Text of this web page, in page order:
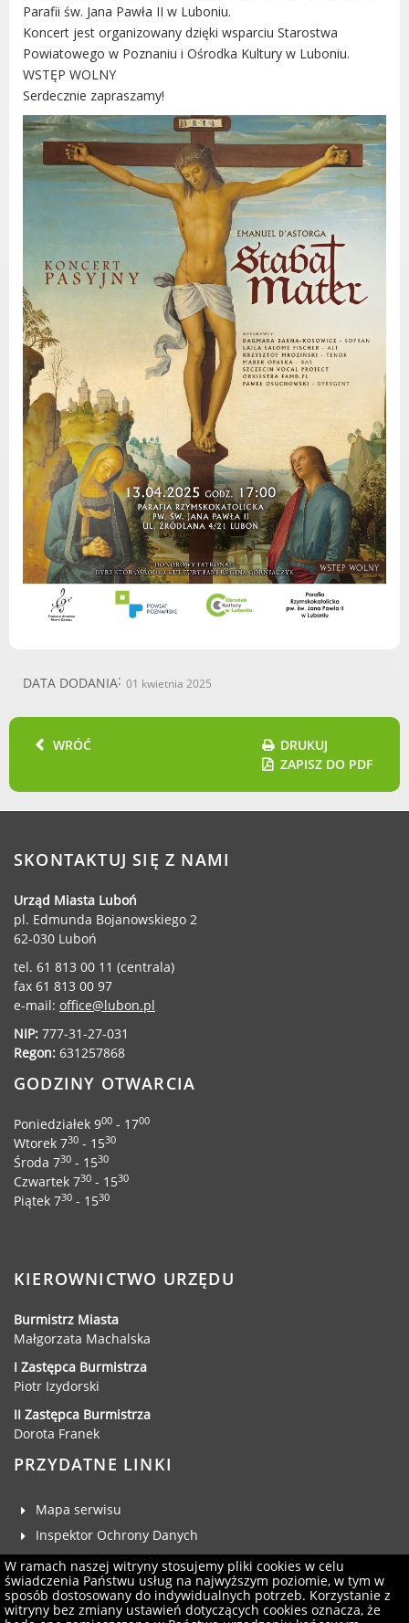
Gry miejskie
Kultura
Komenda Straży Miejskiej Miasta
Luboń
Komisariat Policji w Luboniu
LOSiR
Serwisy mapowe
Informator Miasta Luboń
Ogłoszenia o pracę
Plaża Miejska przy ul. Rzecznej w
Luboniu
RADA MIASTA LUBOŃ
Portal Mieszkańca. Aktualne informacje
Radni Rady Miasta Luboń
Sesja Rady Miasta
Harmonogram dyżurów radnych
Komisje Rady Miasta Luboń
Terminarz spotkań komisji
Uchwały Rady Miasta Luboń
Młodzieżowa Rada Miasta Luboń
Rada Gospodarcza
POZOSTAŁE
Państwowy Fundusz Rehabilitacji Osób
Niepełnosprawnych
Zakład Ubezpieczeń Społecznych
Instytut Rozwoju Wsi i Rolnictwa
Polskiej Akademii Nauk
Instytut Skrzynki
Wielkopolski Park Narodowy
Muzeum Narodowe Rolnictwa i
Przemysłu Rolno-Spożywczego w
Szreniawie
PTTK
Urząd Skarbowy
Państwowe Gospodarstwo Wodne
Wody Polskie
KONTAKT
Parafii św. Jana Pawła II w Luboniu.
Koncert jest organizowany dzięki wsparciu Starostwa
Powiatowego w Poznaniu i Ośrodka Kultury w Luboniu.
WSTĘP WOLNY
Serdecznie zapraszamy!
DATA DODANIA 01 kwietnia 2025
WRÓĆ
DRUKUJ
ZAPISZ DO PDF
SKONTAKTUJ SIĘ Z NAMI
Urząd Miasta Luboń
pl. Edmunda Bojanowskiego 2
62-030 Luboń
tel. 61 813 00 11 (centrala)
fax 61 813 00 97
e-mail: office@lubon.pl
NIP: 777-31-27-031
Regon: 631257868
GODZINY OTWARCIA
Poniedziałek 900 - 1700
Wtorek 730 - 1530
Środa 730 - 1530
Czwartek 730 - 1530
Piątek 730 - 1530
KIEROWNICTWO URZĘDU
Burmistrz Miasta
Małgorzata Machalska
I Zastępca Burmistrza
Piotr Izydorski
II Zastępca Burmistrza
Dorota Franek
PRZYDATNE LINKI
Mapa serwisu
Inspektor Ochrony Danych
Deklaracja dostępności
Klauzula RODO
Zgłoś uwagi
W ramach naszej witryny stosujemy pliki cookies w celu
świadczenia Państwu usług na najwyższym poziomie, w tym w
sposób dostosowany do indywidualnych potrzeb. Korzystanie z
witryny bez zmiany ustawień dotyczących cookies oznacza, że